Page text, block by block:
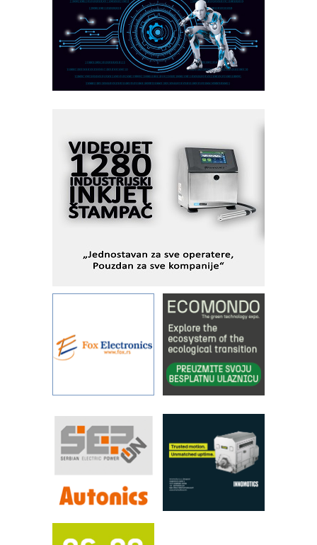
CTO - Prilagodite svoju toplinsku
obradu!
Razvoj asortimanskog pravca MINI-
PLC AKYTEC
AUKOM: Svetski standard metrologije
dostupan u Srbiji
I.SAFE MOBILE revolucioniše
industrijsku automatizaciju
pionirskimmobile operator PANEL-OM
Fleksibilno stezanje i brzo
podešavanje u proizvodnji prototipova
KIP KOP – napredna rešenja za
objekte
Alba d.o.o. – 35 godina preciznosti u
IBeRTIM - oprema za ispitivanje
kontrole kvaliteta
STAUFF – Komponente koje
povećavaju pouzdanost hidrauličkih
pouzdanost u transferu fluida
Filtration Group Industrial – Napredna
rešenja za filtraciju u hidrauličkim i
procesnim sistemima
RILINEX kompanije Rittal
FANUC: Najbolje za vašu pametnu
Efikasno upravljanje energijom